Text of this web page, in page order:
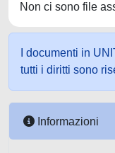
Non ci sono file
I documenti in
tutti i diritti sono
Informazioni